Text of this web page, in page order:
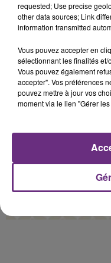
requested; Use precise
other data sources; Link
information transmitted
Vous pouvez accepter en
sélectionnant les finalités
Vous pouvez également
accepter". Vos préférences
pouvez mettre à jour vos
moment via le lien "Gérer